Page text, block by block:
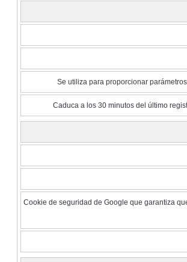
Se utiliza para proporcionar
Caduca a los 30 minutos del último
Cookie de seguridad de Google que garantiza